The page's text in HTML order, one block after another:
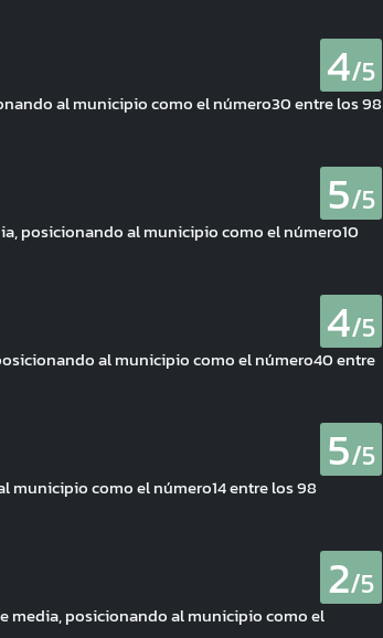
4/5
al municipio como el número30 entre los 98
5/5
posicionando al municipio como el número10
4/5
al municipio como el número40 entre
5/5
municipio como el número14 entre los 98
2/5
media, posicionando al municipio como el